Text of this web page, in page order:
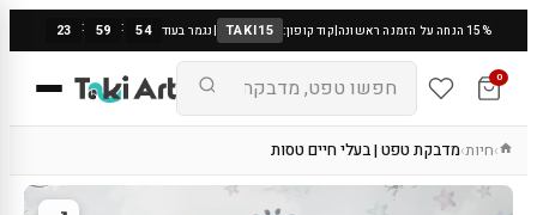
15% הנחה על הזמנה ראשונה |קוד קופון: TAKI15
|נגמר בעוד 23 : 59 : 53
0
›חיות›מדבקת טפט | בעלי חיים טסות